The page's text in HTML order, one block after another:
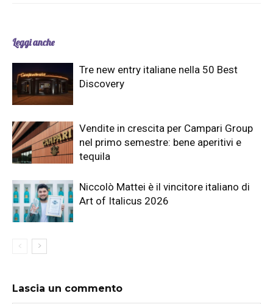
Leggi anche
Tre new entry italiane nella 50 Best
Discovery
Vendite in crescita per Campari Group
nel primo semestre: bene aperitivi e
tequila
Niccolò Mattei è il vincitore italiano di
Art of Italicus 2026
Lascia un commento